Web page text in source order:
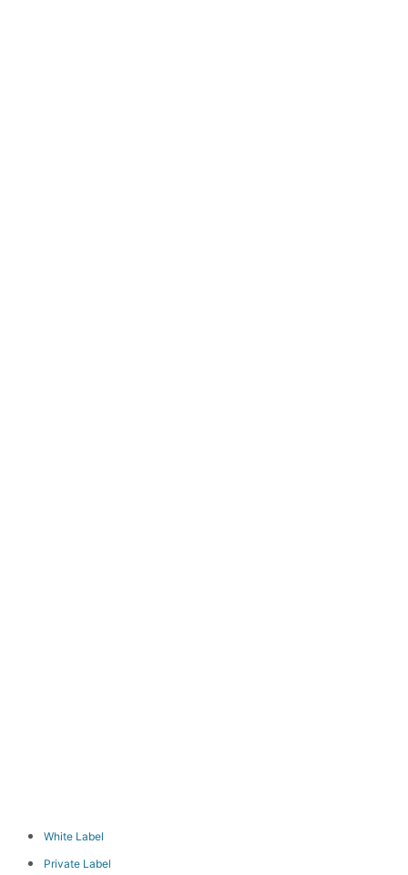
White Label
Private Label